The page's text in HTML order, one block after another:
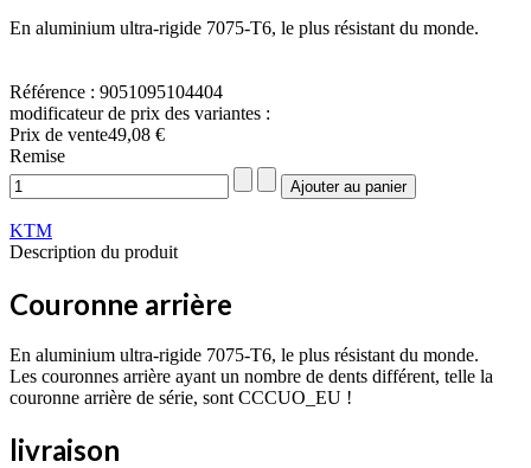
En aluminium ultra-rigide 7075-T6, le plus résistant du monde.
Référence : 9051095104404
modificateur de prix des variantes :
Prix ​​de vente49,08 €
Remise
KTM
Description du produit
Couronne arrière
En aluminium ultra-rigide 7075-T6, le plus résistant du monde.
Les couronnes arrière ayant un nombre de dents différent, telle la
couronne arrière de série, sont CCCUO_EU !
livraison